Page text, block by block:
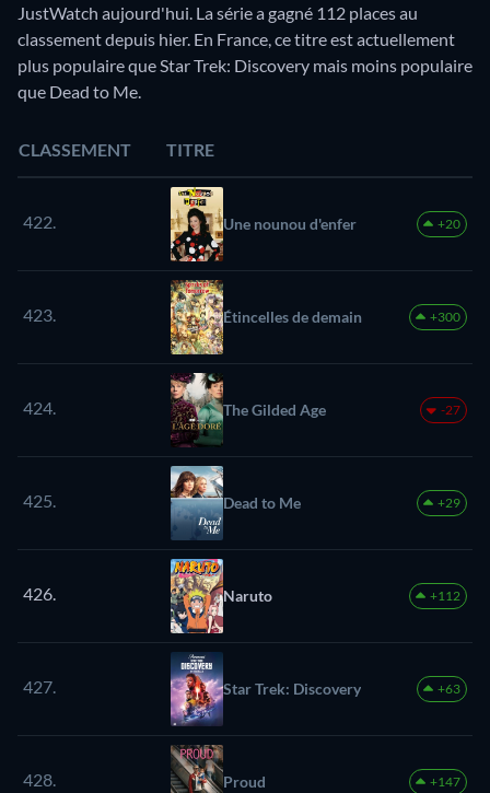
JustWatch aujourd'hui. La série a gagné 112 places au
classement depuis hier. En France, ce titre est actuellement
plus populaire que Star Trek: Discovery mais moins populaire
que Dead to Me.
CLASSEMENT TITRE
422. Une nounou d'enfer +20
423. Étincelles de demain +300
424. The Gilded Age -27
425. Dead to Me +29
426. Naruto +112
427. Star Trek: Discovery +63
428. Proud +147